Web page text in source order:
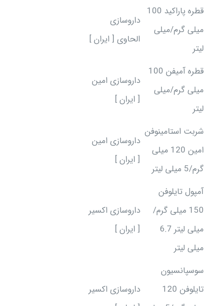
قطره پاراکید 100
میلی گرم/میلی
لیتر
داروسازی
الحاوی [ ایران ]
قطره آمیفن 100
میلی گرم/میلی
لیتر
داروسازی امین
[ ایران ]
شربت استامینوفن
امین 120 میلی
گرم/5 میلی لیتر
داروسازی امین
[ ایران ]
آمپول تایلوفن
150 میلی گرم/
میلی لیتر 6.7
میلی لیتر
داروسازی اکسیر
[ ایران ]
سوسپانسیون
تایلوفن 120
داروسازی اکسیر